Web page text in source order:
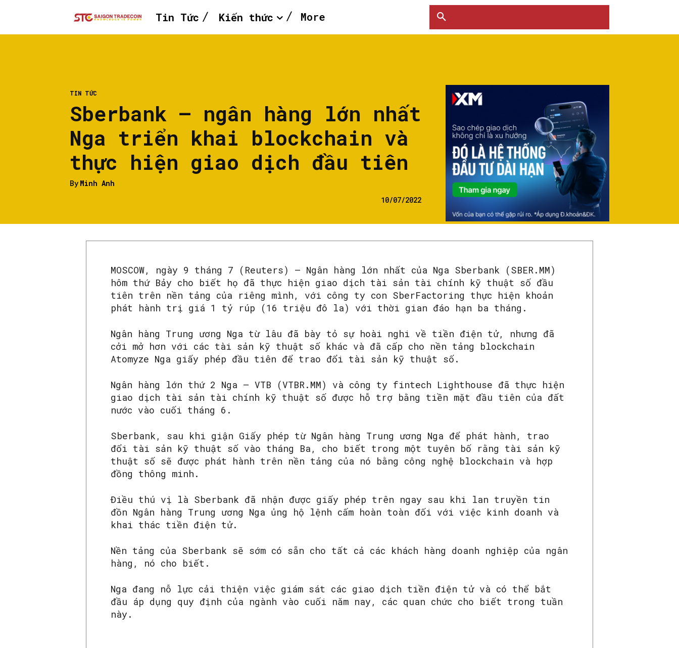
SEARCH...
Tin Tức Kiến thức More
TIN TỨC
Sberbank – ngân hàng lớn nhất
Nga triển khai blockchain và
thực hiện giao dịch đầu tiên
By Minh Anh
10/07/2022
MOSCOW, ngày 9 tháng 7 (Reuters) – Ngân hàng lớn nhất của Nga Sberbank (SBER.MM)
hôm thứ Bảy cho biết họ đã thực hiện giao dịch tài sản tài chính kỹ thuật số đầu
tiên trên nền tảng của riêng mình, với công ty con SberFactoring thực hiện khoản
phát hành trị giá 1 tỷ rúp (16 triệu đô la) với thời gian đáo hạn ba tháng.
Ngân hàng Trung ương Nga từ lâu đã bày tỏ sự hoài nghi về tiền điện tử, nhưng đã
cởi mở hơn với các tài sản kỹ thuật số khác và đã cấp cho nền tảng blockchain
Atomyze Nga giấy phép đầu tiên để trao đổi tài sản kỹ thuật số.
Ngân hàng lớn thứ 2 Nga – VTB (VTBR.MM) và công ty fintech Lighthouse đã thực hiện
giao dịch tài sản tài chính kỹ thuật số được hỗ trợ bằng tiền mặt đầu tiên của đất
nước vào cuối tháng 6.
Sberbank, sau khi giận Giấy phép từ Ngân hàng Trung ương Nga để phát hành, trao
đổi tài sản kỹ thuật số vào tháng Ba, cho biết trong một tuyên bố rằng tài sản kỹ
thuật số sẽ được phát hành trên nền tảng của nó bằng công nghệ blockchain và hợp
đồng thông minh.
Điều thú vị là Sberbank đã nhận được giấy phép trên ngay sau khi lan truyền tin
đồn Ngân hàng Trung ương Nga ủng hộ lệnh cấm hoàn toàn đối với việc kinh doanh và
khai thác tiền điện tử.
Nền tảng của Sberbank sẽ sớm có sẵn cho tất cả các khách hàng doanh nghiệp của ngân
hàng, nó cho biết.
Nga đang nỗ lực cải thiện việc giám sát các giao dịch tiền điện tử và có thể bắt
đầu áp dụng quy định của ngành vào cuối năm nay, các quan chức cho biết trong tuần
này.